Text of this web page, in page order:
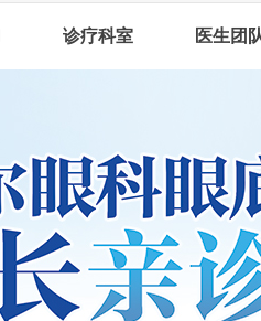
诊疗科室 医生团